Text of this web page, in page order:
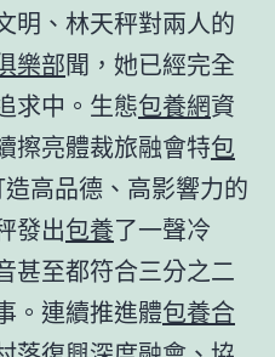
明、林天秤對兩人的
樂部聞，她已經完全
求中。生態包養網資
擦亮體裁旅融會特包
高品德、高影響力的
發出包養了一聲冷
甚至都符合三分之二
。連續推進體包養合